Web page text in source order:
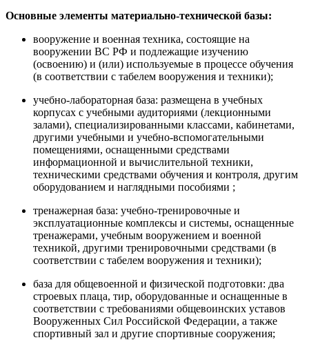
Основные элементы материально-технической базы:
вооружение и военная техника, состоящие на
вооружении ВС РФ и подлежащие изучению
(освоению) и (или) используемые в процессе обучения
(в соответствии с табелем вооружения и техники);
учебно-лабораторная база: размещена в учебных
корпусах с учебными аудиториями (лекционными
залами), специализированными классами, кабинетами,
другими учебными и учебно-вспомогательными
помещениями, оснащенными средствами
информационной и вычислительной техники,
техническими средствами обучения и контроля, другим
оборудованием и наглядными пособиями ;
тренажерная база: учебно-тренировочные и
эксплуатационные комплексы и системы, оснащенные
тренажерами, учебным вооружением и военной
техникой, другими тренировочными средствами (в
соответствии с табелем вооружения и техники);
база для общевоенной и физической подготовки: два
строевых плаца, тир, оборудованные и оснащенные в
соответствии с требованиями общевоинских уставов
Вооруженных Сил Российской Федерации, а также
спортивный зал и другие спортивные сооружения;